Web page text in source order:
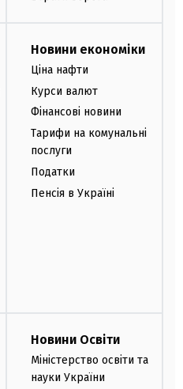
Новини економіки
Ціна нафти
Курси валют
Фінансові новини
Тарифи на комунальні
послуги
Податки
Пенсія в Україні
Новини Освіти
Міністерство освіти та
науки України